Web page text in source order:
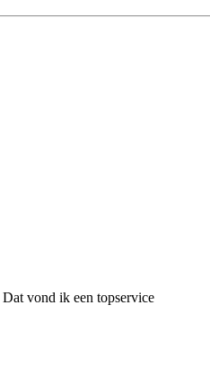
vond ik een topservice